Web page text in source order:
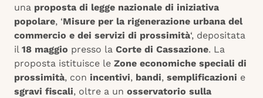
una proposta di legge nazionale di iniziativa
popolare, ‘Misure per la rigenerazione urbana del
commercio e dei servizi di prossimità‘, depositata
il 18 maggio presso la Corte di Cassazione. La
proposta istituisce le Zone economiche speciali di
prossimità, con incentivi, bandi, semplificazioni e
sgravi fiscali, oltre a un osservatorio sulla